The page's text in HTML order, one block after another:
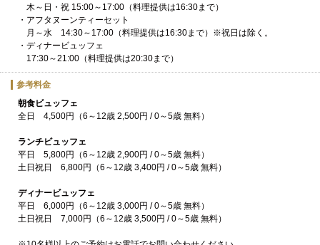
木～日・祝 15:00～17:00（料理提供は16:30まで）
・アフタヌーンティーセット
月～水 14:30～17:00（料理提供は16:30まで）※祝日は除く。
・ディナービュッフェ
17:30～21:00（料理提供は20:30まで）
参考料金
朝食ビュッフェ
全日 4,500円（6～12歳 2,500円 / 0～5歳 無料）
ランチビュッフェ
平日 5,800円（6～12歳 2,900円 / 0～5歳 無料）
土日祝日 6,800円（6～12歳 3,400円 / 0～5歳 無料）
ディナービュッフェ
平日 6,000円（6～12歳 3,000円 / 0～5歳 無料）
土日祝日 7,000円（6～12歳 3,500円 / 0～5歳 無料）